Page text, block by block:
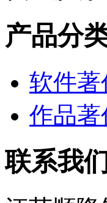
产品分
软件
作品
联系我们